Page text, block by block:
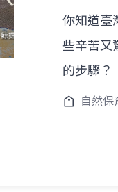
你知道臺
些辛苦又
的步驟？
自然保